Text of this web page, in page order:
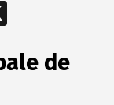
de